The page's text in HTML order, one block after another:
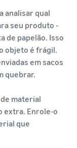
analisar qual
seu produto -
de papelão. Isso
objeto é frágil.
em sacos
quebrar.
material
extra. Enrole-o
que